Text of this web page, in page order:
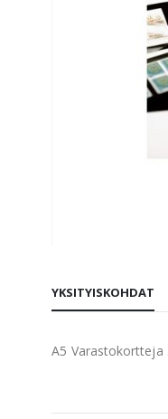
the
of
YKSITYISKOHDAT
A5 Varastokortteja